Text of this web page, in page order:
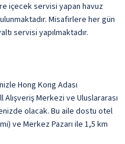
içecek servisi yapan havuz
Misafirlere her gün
servisi yapılmaktadır.
Hong Kong Adası
Alışveriş Merkezi ve Uluslararası
olacak. Bu aile dostu otel
ve Merkez Pazarı ile 1,5 km